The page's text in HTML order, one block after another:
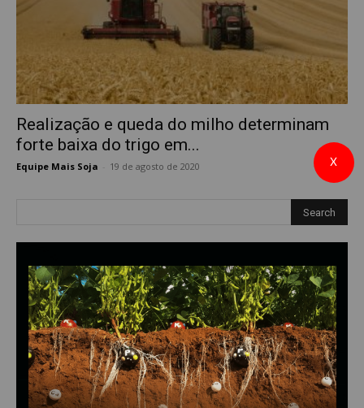
Realização e queda do milho determinam
forte baixa do trigo em...
Equipe Mais Soja 19 de agosto de 2020 X